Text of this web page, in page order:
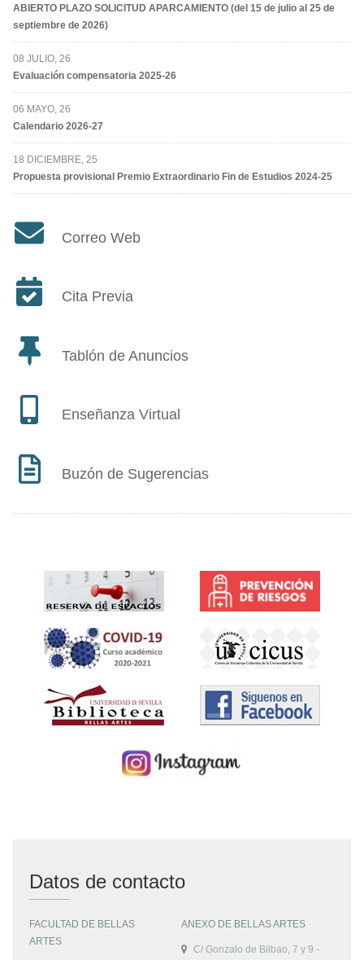
ABIERTO PLAZO SOLICITUD APARCAMIENTO (del 15 de julio al 25 de
septiembre de 2026)
08 JULIO, 26
Evaluación compensatoria 2025-26
06 MAYO, 26
Calendario 2026-27
18 DICIEMBRE, 25
Propuesta provisional Premio Extraordinario Fin de Estudios 2024-25
Correo Web
Cita Previa
Tablón de Anuncios
Enseñanza Virtual
Buzón de Sugerencias
Datos de contacto
FACULTAD DE BELLAS
ARTES
ANEXO DE BELLAS ARTES
C/ Gonzalo de Bilbao, 7 y 9 -